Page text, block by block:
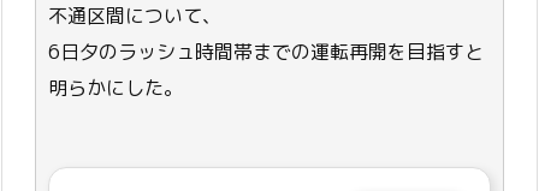
不通区間について、
6日夕のラッシュ時間帯までの運転再開を目指すと
明らかにした。